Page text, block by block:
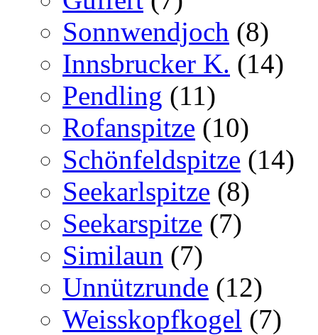
Sonnwendjoch (8)
Innsbrucker K. (14)
Pendling (11)
Rofanspitze (10)
Schönfeldspitze (14)
Seekarlspitze (8)
Seekarspitze (7)
Similaun (7)
Unnützrunde (12)
Weisskopfkogel (7)